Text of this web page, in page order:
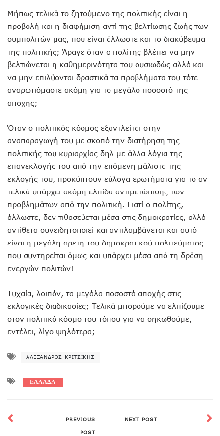
Μήπως τελικά το ζητούμενο της πολιτικής είναι η
προβολή και η διαφήμιση αντί της βελτίωσης ζωής των
συμπολιτών μας, που είναι άλλωστε και το διακύβευμα
της πολιτικής; Άραγε όταν ο πολίτης βλέπει να μην
βελτιώνεται η καθημερινότητα του ουσιωδώς αλλά και
να μην επιλύονται δραστικά τα προβλήματα του τότε
αναρωτιόμαστε ακόμη για το μεγάλο ποσοστό της
αποχής;
Όταν ο πολιτικός κόσμος εξαντλείται στην
αναπαραγωγή του με σκοπό την διατήρηση της
πολιτικής του κυριαρχίας δηλ με άλλα λόγια της
επανεκλογής του από την επόμενη μάλιστα της
εκλογής του, προκύπτουν εύλογα ερωτήματα για το αν
τελικά υπάρχει ακόμη ελπίδα αντιμετώπισης των
προβλημάτων από την πολιτική. Γιατί ο πολίτης,
άλλωστε, δεν τιθασεύεται μέσα στις δημοκρατίες, αλλά
αντίθετα συνειδητοποιεί και αντιλαμβάνεται και αυτό
είναι η μεγάλη αρετή του δημοκρατικού πολιτεύματος
που συντηρείται όμως και υπάρχει μέσα από τη δράση
ενεργών πολιτών!
Τυχαία, λοιπόν, τα μεγάλα ποσοστά αποχής στις
εκλογικές διαδικασίες; Τελικά μπορούμε να ελπίζουμε
στον πολιτικό κόσμο του τόπου για να σηκωθούμε,
εντέλει, λίγο ψηλότερα;
ΑΛΈΞΑΝΔΡΟΣ ΚΡΙΤΣΊΚΗΣ
ΕΛΛΑΔΑ
PREVIOUS
POST
NEXT POST